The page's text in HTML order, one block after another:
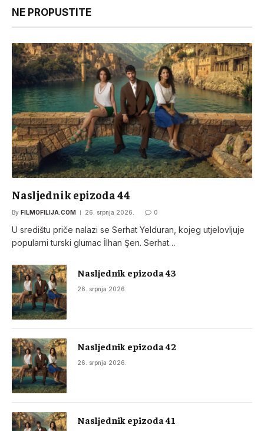
NE PROPUSTITE
Nasljednik epizoda 44
By FILMOFILIJA.COM 26. srpnja 2026. 0
U središtu priče nalazi se Serhat Yelduran, kojeg utjelovljuje
popularni turski glumac İlhan Şen. Serhat…
Nasljednik epizoda 43
26. srpnja 2026.
Nasljednik epizoda 42
26. srpnja 2026.
Nasljednik epizoda 41